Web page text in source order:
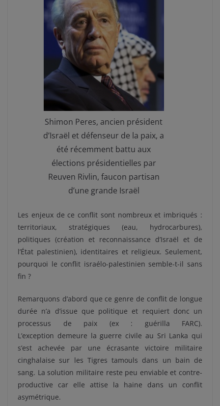
Shimon Peres, ancien président
d’Israël et défenseur de la paix, a
été récemment battu aux
élections présidentielles par
Reuven Rivlin, faucon partisan
d’une grande Israël
Les enjeux de ce conflit sont nombreux et imbriqués :
territoriaux, stratégiques (eau, hydrocarbures),
politiques (création et reconnaissance d’Israël et de
l’État palestinien), identitaires et religieux. Seulement,
pourquoi le conflit israélo-palestinien semble-t-il sans
fin ?
Remarquons d’abord que ce genre de conflit de longue
durée n’a d’issue que politique et requiert donc un
processus de paix (ex : guérilla FARC).
L’exception demeure la guerre civile au Sri Lanka qui
s’est achevée par une écrasante victoire militaire
cinghalaise sur les Tigres tamouls dans un bain de
sang. La solution militaire reste peu enviable et contre-
productive car elle attise la haine dans un conflit
asymétrique.